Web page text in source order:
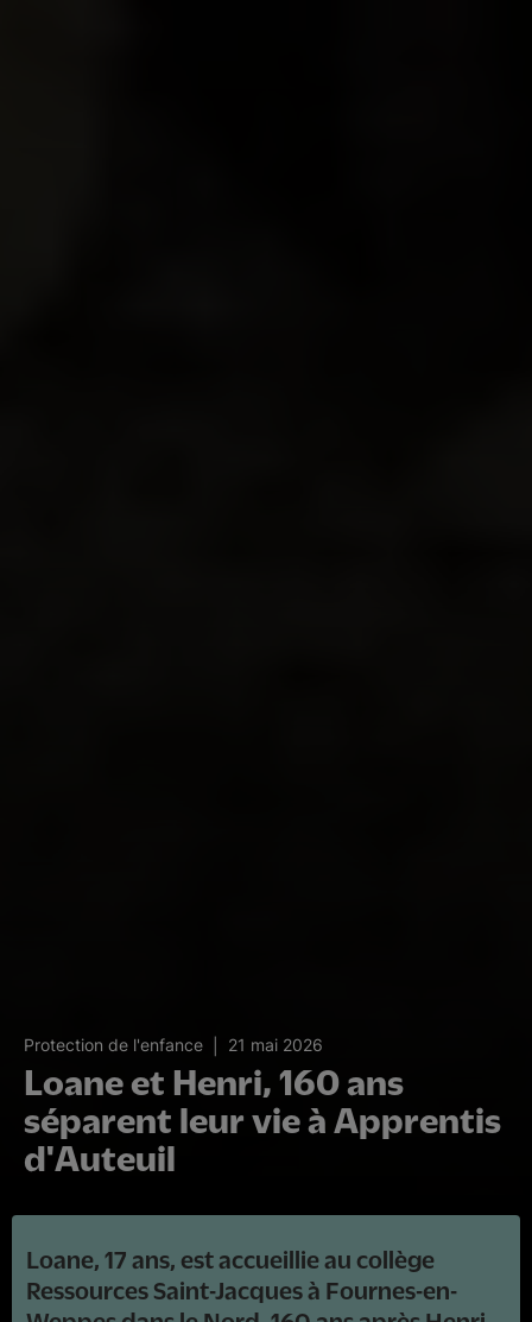
Protection de l'enfance 21 mai 2026
Loane et Henri, 160 ans
séparent leur vie à Apprentis
d'Auteuil
Loane, 17 ans, est accueillie au collège
Ressources Saint-Jacques à Fournes-en-